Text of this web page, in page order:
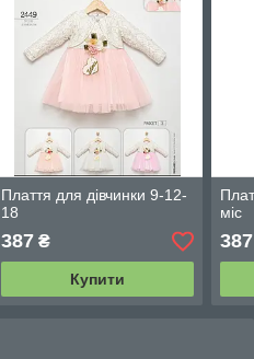
Плаття для дівчинки 9-12-
18
387₴
Купити
міс
387